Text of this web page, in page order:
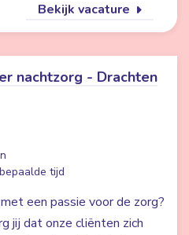
Bekijk vacature
nachtzorg - Drachten
tijd
een passie voor de zorg?
jij dat onze cliënten zich